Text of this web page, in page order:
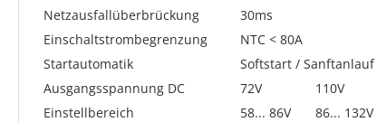
Netzausfallüberbrückung
30ms
Einschaltstrombegrenzung
NTC < 80A
Startautomatik
Softstart / Sanftanlauf
Ausgangsspannung DC
72V 110V
Einstellbereich
58... 86V 86... 132V